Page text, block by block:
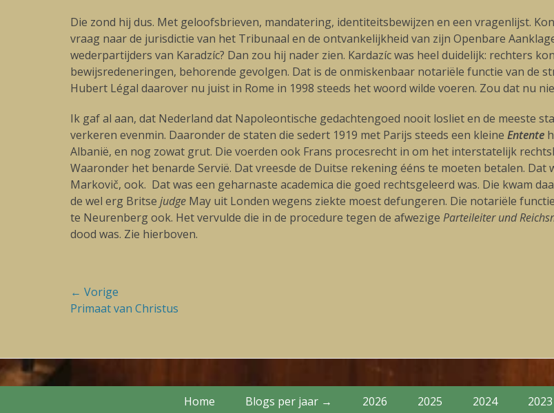
Die zond hij dus. Met geloofsbrieven, mandatering, identiteitsbewijzen en een vragenlijst.
vraag naar de jurisdictie van het Tribunaal en de ontvankelijkheid van zijn Openbare
wederpartijders van Karadzíc? Dan zou hij nader zien. Kardazíc was heel duidelijk: rechters
bewijsredeneringen, behorende gevolgen. Dat is de onmiskenbaar notariële functie van de
Hubert Légal daarover nu juist in Rome in 1998 steeds het woord wilde voeren. Zou dat nu
Ik gaf al aan, dat Nederland dat Napoleontische gedachtengoed nooit losliet en de meeste
verkeren evenmin. Daaronder de staten die sedert 1919 met Parijs steeds een kleine Entente
Albanië, en nog zowat grut. Die voerden ook Frans procesrecht in om het interstatelijk
Waaronder het benarde Servië. Dat vreesde de Duitse rekening ééns te moeten betalen. Dat
Markovič, ook. Dat was een geharnaste academica die goed rechtsgeleerd was. Die kwam
de wel erg Britse judge May uit Londen wegens ziekte moest defungeren. Die notariële
te Neurenberg ook. Het vervulde die in de procedure tegen de afwezige Parteileiter und
dood was. Zie hierboven.
Bericht
navigatie
← Vorige
Vorige
Primaat van Christus
Home Blogs per jaar → 2026 2025 2024 2023